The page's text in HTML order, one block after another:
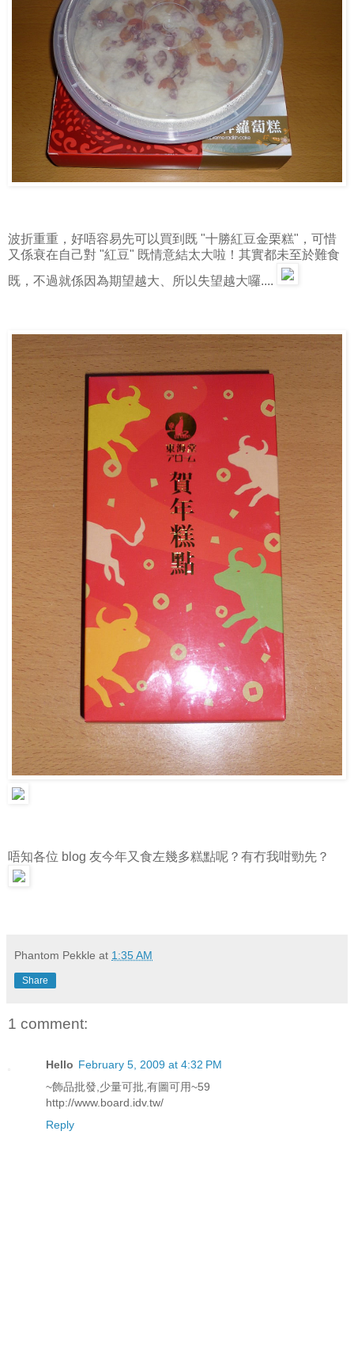
波折重重，好唔容易先可以買到既 "十勝紅豆金栗糕"，可惜
又係衰在自己對 "紅豆" 既情意結太大啦！其實都未至於難食
既，不過就係因為期望越大、所以失望越大囉....
唔知各位 blog 友今年又食左幾多糕點呢？有冇我咁勁先？
Phantom Pekkle at 1:35 AM
Share
1 comment:
Hello February 5, 2009 at 4:32 PM
~飾品批發,少量可批,有圖可用~59
http://www.board.idv.tw/
Reply